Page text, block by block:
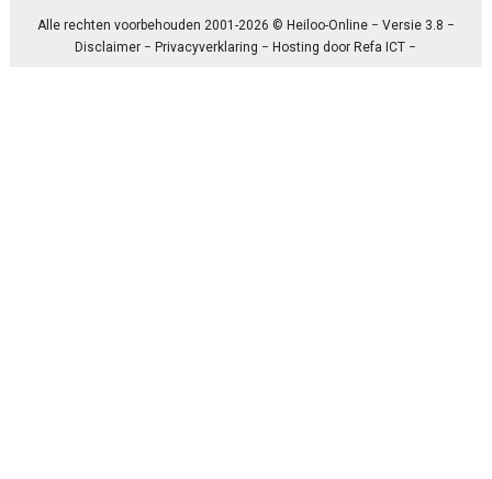
Alle rechten voorbehouden 2001-2026 © Heiloo-Online − Versie 3.8 −
Disclaimer −Privacyverklaring − Hosting doorRefa ICT −